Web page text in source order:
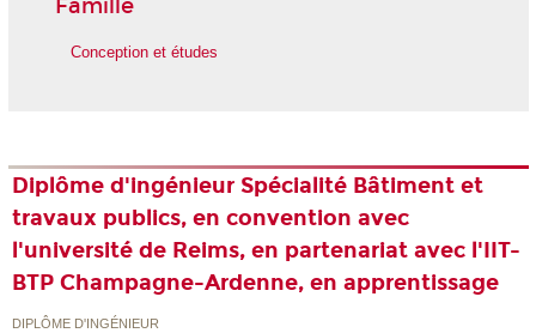
Famille
Conception et études
Diplôme d'ingénieur Spécialité Bâtiment et
travaux publics, en convention avec
l'université de Reims, en partenariat avec l'IIT-
BTP Champagne-Ardenne, en apprentissage
DIPLÔME D'INGÉNIEUR